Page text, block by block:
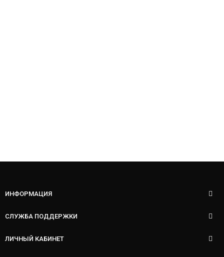
ИНФОРМАЦИЯ
СЛУЖБА ПОДДЕРЖКИ
ЛИЧНЫЙ КАБИНЕТ